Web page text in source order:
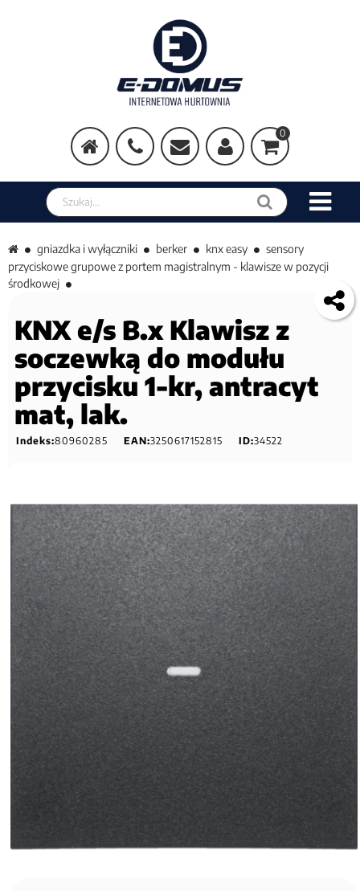
0
Szukaj w sklepie
gniazdka i wyłączniki berker knx easy
sensory
przyciskowe grupowe z portem magistralnym - klawisze w pozycji
środkowej
KNX e/s B.x Klawisz z
soczewką do modułu
przycisku 1-kr, antracyt
mat, lak.
Indeks:80960285 EAN:3250617152815 ID:34522